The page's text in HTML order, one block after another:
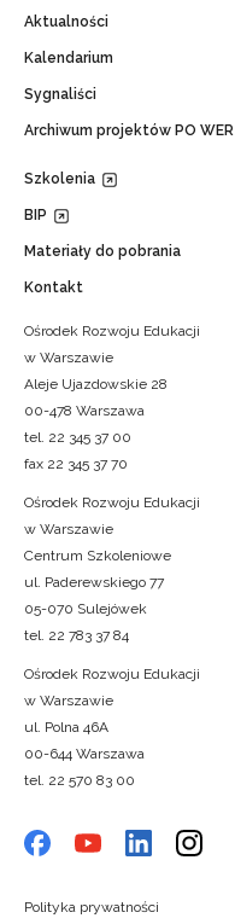
Aktualności
Kalendarium
Sygnaliści
Archiwum projektów PO WER
Szkolenia
BIP
Materiały do pobrania
Kontakt
Ośrodek Rozwoju Edukacji
w Warszawie
Aleje Ujazdowskie 28
00-478 Warszawa
tel. 22 345 37 00
fax 22 345 37 70
Ośrodek Rozwoju Edukacji
w Warszawie
Centrum Szkoleniowe
ul. Paderewskiego 77
05-070 Sulejówek
tel. 22 783 37 84
Ośrodek Rozwoju Edukacji
w Warszawie
ul. Polna 46A
00-644 Warszawa
tel. 22 570 83 00
Polityka prywatności